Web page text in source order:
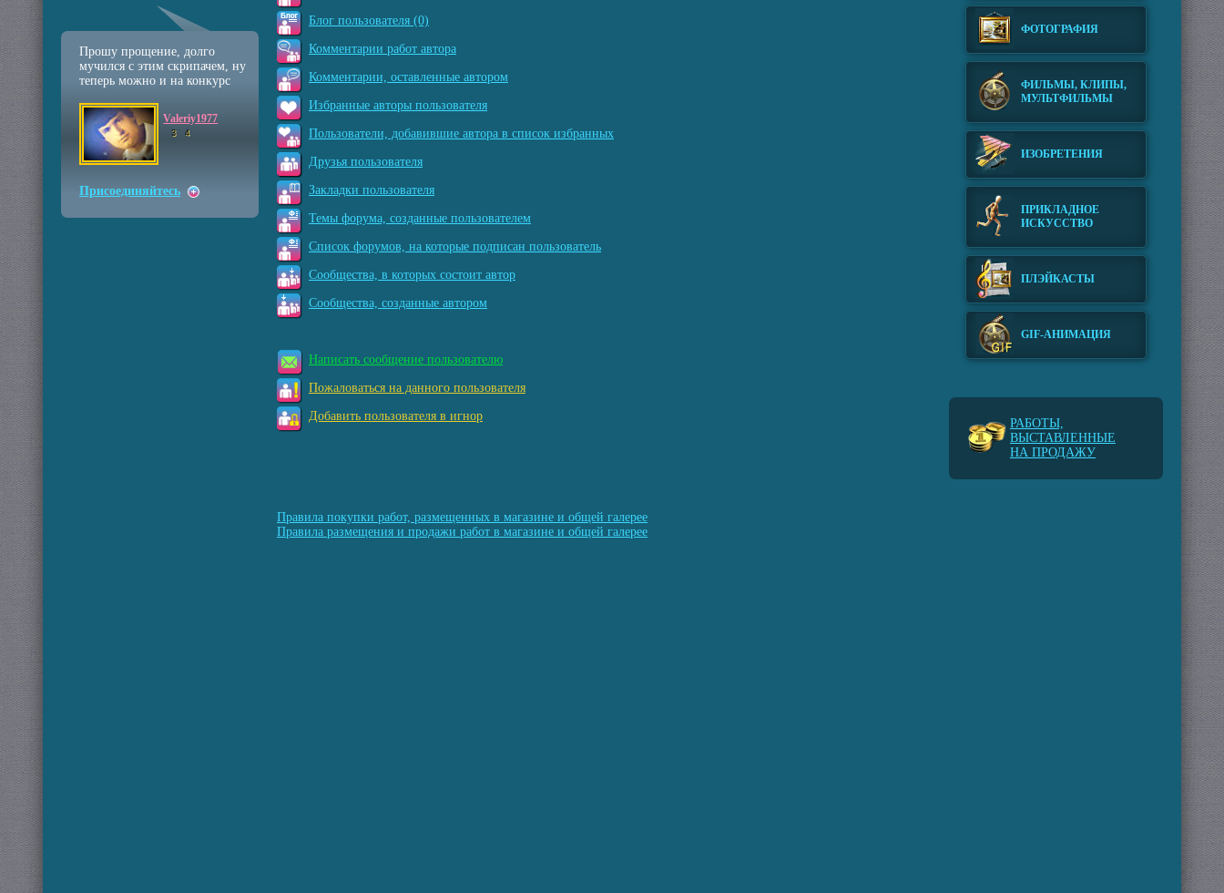
Блог пользователя (0)
Комментарии работ автора
Комментарии, оставленные автором
Избранные авторы пользователя
Пользователи, добавившие автора в список избранных
Друзья пользователя
Закладки пользователя
Темы форума, созданные пользователем
Список форумов, на которые подписан пользователь
Сообщества, в которых состоит автор
Сообщества, созданные автором
Написать сообщение пользователю
Пожаловаться на данного пользователя
Добавить пользователя в игнор
Правила покупки работ, размещенных в магазине и общей галерее
Правила размещения и продажи работ в магазине и общей галерее
Прошу прощение, долго
мучился с этим скрипачем, ну
теперь можно и на конкурс
Valeriy1977
3 4
Присоединяйтесь
ФОТОГРАФИЯ
ФИЛЬМЫ, КЛИПЫ,
МУЛЬТФИЛЬМЫ
ИЗОБРЕТЕНИЯ
ПРИКЛАДНОЕ
ИСКУССТВО
ПЛЭЙКАСТЫ
GIF-АНИМАЦИЯ
РАБОТЫ,
ВЫСТАВЛЕННЫЕ
НА ПРОДАЖУ